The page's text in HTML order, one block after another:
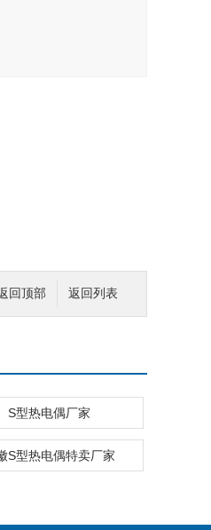
返回列表
回顶部
S型热电偶厂家
S型热电偶特卖厂家